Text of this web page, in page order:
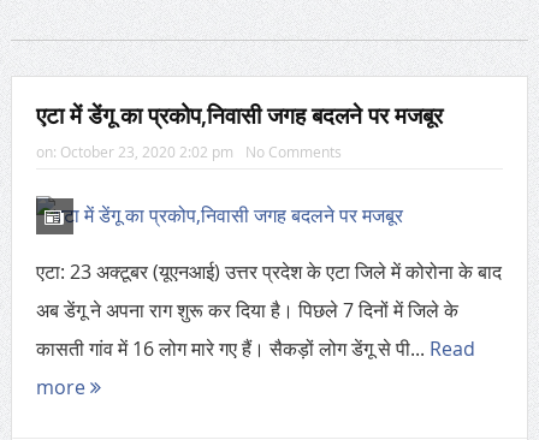
एटा में डेंगू का प्रकोप,निवासी जगह बदलने पर मजबूर
on: October 23, 2020 2:02 pm No Comments
एटा: 23 अक्टूबर (यूएनआई) उत्तर प्रदेश के एटा जिले में कोरोना के बाद
अब डेंगू ने अपना राग शुरू कर दिया है। पिछले 7 दिनों में जिले के
कासती गांव में 16 लोग मारे गए हैं। सैकड़ों लोग डेंगू से पी... Read
more